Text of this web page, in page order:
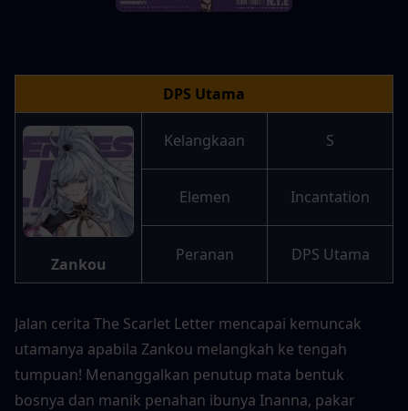
DPS Utama
Zankou
Kelangkaan S
Elemen Incantation
Peranan DPS Utama
Jalan cerita The Scarlet Letter mencapai kemuncak
utamanya apabila Zankou melangkah ke tengah
tumpuan! Menanggalkan penutup mata bentuk
bosnya dan manik penahan ibunya Inanna, pakar